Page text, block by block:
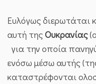
Ευλόγως διερωτάται
αυτή τηςΟυκρανίας
για την οποία
ενόσω μέσω αυτής
καταστρέφονται